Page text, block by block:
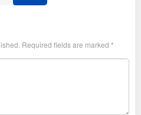
Jan
Ravipudi
Required fields are marked *